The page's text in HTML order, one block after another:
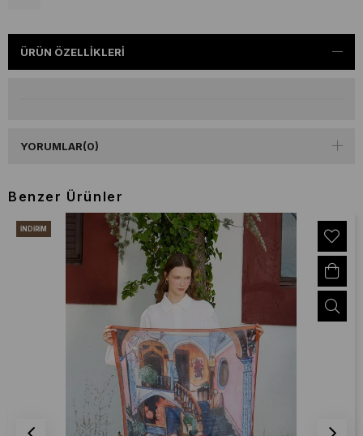
ÜRÜN ÖZELLIKLERI
YORUMLAR(0)
Benzer Ürünler
İNDIRIM